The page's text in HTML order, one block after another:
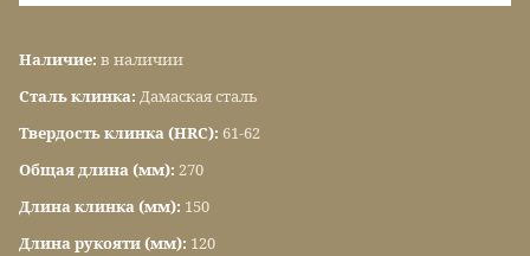
Наличие: в наличии
Сталь клинка: Дамаская сталь
Твердость клинка (HRC): 61-62
Общая длина (мм): 270
Длина клинка (мм): 150
Длина рукояти (мм): 120